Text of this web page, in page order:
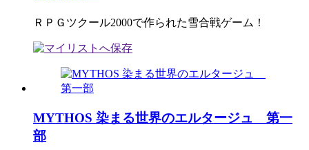
ＲＰＧツクール2000で作られた雪合戦ゲーム！
MYTHOS 染まる世界のエルタージュ 第一
部